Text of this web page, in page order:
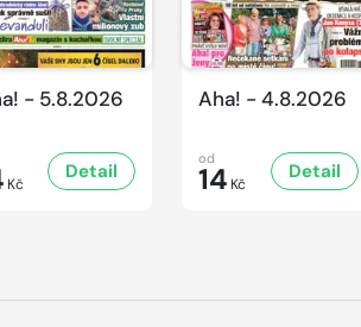
- 5.8.2026
Kč
Detail
Aha! - 4.8.2026
od
14 Kč
Detail